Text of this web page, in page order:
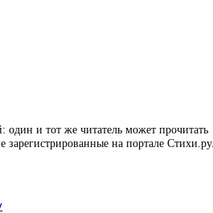
один и тот же читатель может прочитать
зарегистрированные на портале Стихи.ру.